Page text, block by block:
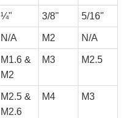
¼" 3/8" 5/16"
N/A M2 N/A
M1.6 &
M2
M3 M2.5
M2.5 &
M2.6
M4 M3